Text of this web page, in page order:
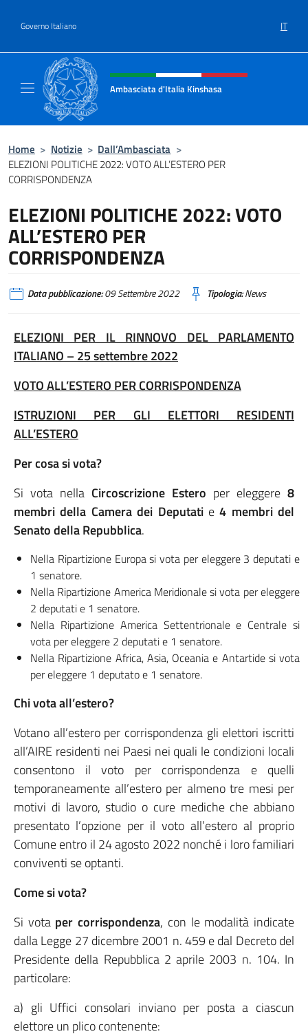
Governo Italiano IT
Intestazione sito, social e menù
Ambasciata d'Italia Kinshasa
Home > Notizie > Dall’Ambasciata >
ELEZIONI POLITICHE 2022: VOTO ALL’ESTERO PER
CORRISPONDENZA
ELEZIONI POLITICHE 2022: VOTO
ALL’ESTERO PER
CORRISPONDENZA
Data pubblicazione:09 Settembre 2022 Tipologia:News
ELEZIONI PER IL RINNOVO DEL PARLAMENTO
ITALIANO – 25 settembre 2022
VOTO ALL’ESTERO PER CORRISPONDENZA
ISTRUZIONI PER GLI ELETTORI RESIDENTI
ALL’ESTERO
Per cosa si vota?
Si vota nella Circoscrizione Estero per eleggere 8
membri della Camera dei Deputatie4 membri del
Senato della Repubblica.
Nella Ripartizione Europa si vota per eleggere 3 deputati e
1 senatore.
Nella Ripartizione America Meridionale si vota per eleggere
2 deputati e 1 senatore.
Nella Ripartizione America Settentrionale e Centrale si
vota per eleggere 2 deputati e 1 senatore.
Nella Ripartizione Africa, Asia, Oceania e Antartide si vota
per eleggere 1 deputato e 1 senatore.
Chi vota all’estero?
Votano all’estero per corrispondenza gli elettori iscritti
all’AIRE residenti nei Paesi nei quali le condizioni locali
consentono il voto per corrispondenza e quelli
temporaneamente all’estero per almeno tre mesi per
motivi di lavoro, studio o cure mediche che abbiano
presentato l’opzione per il voto all’estero al proprio
Comune entro il 24 agosto 2022 nonché i loro familiari
conviventi se optanti.
Come si vota?
Si vota per corrispondenza, con le modalità indicate
dalla Legge 27 dicembre 2001 n. 459 e dal Decreto del
Presidente della Repubblica 2 aprile 2003 n. 104. In
particolare:
a) gli Uffici consolari inviano per posta a ciascun
elettore un plico contenente: